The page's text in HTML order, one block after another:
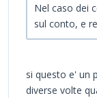
Nel caso dei
sul conto, e
si questo e' un
diverse volte